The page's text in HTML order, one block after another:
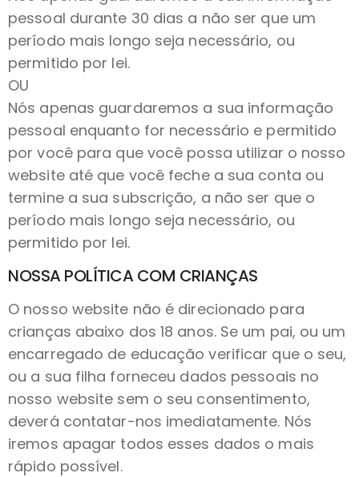
pessoal durante 30 dias a não ser que um
período mais longo seja necessário, ou
permitido por lei.
OU
Nós apenas guardaremos a sua informação
pessoal enquanto for necessário e permitido
por você para que você possa utilizar o nosso
website até que você feche a sua conta ou
termine a sua subscrição, a não ser que o
período mais longo seja necessário, ou
permitido por lei.
NOSSA POLÍTICA COM CRIANÇAS
O nosso website não é direcionado para
crianças abaixo dos 18 anos. Se um pai, ou um
encarregado de educação verificar que o seu,
ou a sua filha forneceu dados pessoais no
nosso website sem o seu consentimento,
deverá contatar-nos imediatamente. Nós
iremos apagar todos esses dados o mais
rápido possível.